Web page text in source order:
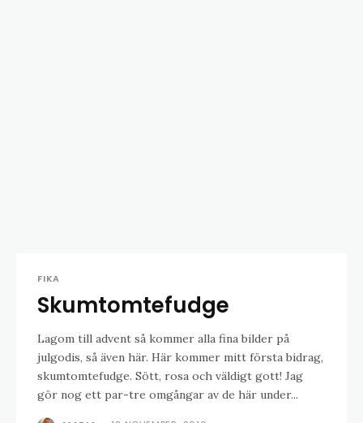
FIKA
Skumtomtefudge
Lagom till advent så kommer alla fina bilder på
julgodis, så även här. Här kommer mitt första bidrag,
skumtomtefudge. Sött, rosa och väldigt gott! Jag
gör nog ett par-tre omgångar av de här under...